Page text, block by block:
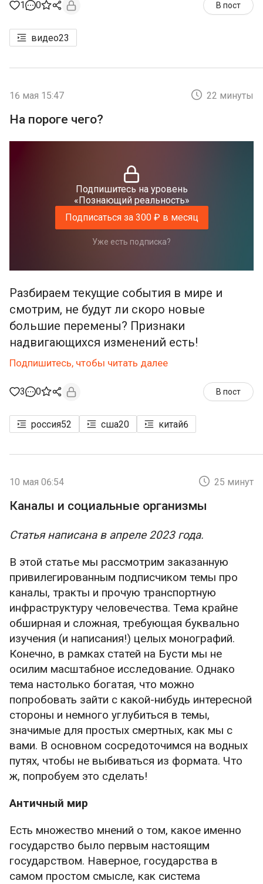
1 0 В пост
видео23
16 мая 15:47 22 минуты
На пороге чего?
Подпишитесь на уровень
«Познающий реальность»
Подписаться за 300 ₽ в месяц
Уже есть подписка?
Разбираем текущие события в мире и
смотрим, не будут ли скоро новые
большие перемены? Признаки
надвигающихся изменений есть!
Подпишитесь, чтобы читать далее
3 0 В пост
россия52 сша20 китай6
10 мая 06:54 25 минут
Каналы и социальные организмы
Статья написана в апреле 2023 года.
В этой статье мы рассмотрим заказанную
привилегированным подписчиком темы про
каналы, тракты и прочую транспортную
инфраструктуру человечества. Тема крайне
обширная и сложная, требующая буквально
изучения (и написания!) целых монографий.
Конечно, в рамках статей на Бусти мы не
осилим масштабное исследование. Однако
тема настолько богатая, что можно
попробовать зайти с какой-нибудь интересной
стороны и немного углубиться в темы,
значимые для простых смертных, как мы с
вами. В основном сосредоточимся на водных
путях, чтобы не выбиваться из формата. Что
ж, попробуем это сделать!
Античный мир
Есть множество мнений о том, какое именно
государство было первым настоящим
государством. Наверное, государства в
самом простом смысле, как система